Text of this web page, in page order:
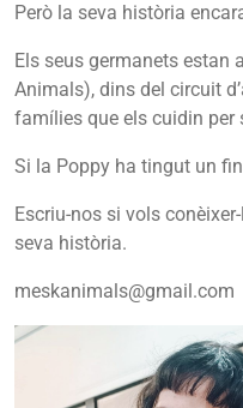
Però la seva història
Els seus germanets estan
Animals), dins del circuit
famílies que els cuidin per
Si la Poppy ha tingut un
Escriu-nos si vols
seva història.
meskanimals@gmail.com